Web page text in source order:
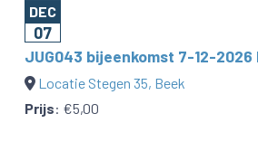
DEC
07
JUG043 bijeenkomst 7-12-2026
Locatie Stegen 35, Beek
Prijs: €5,00